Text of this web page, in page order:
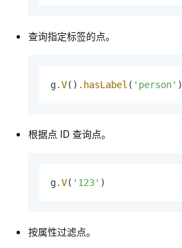
查询指定标签的点。
g.V() .hasLabel ( 'person' )
根据点 ID 查询点。
g.V( '123' )
按属性过滤点。